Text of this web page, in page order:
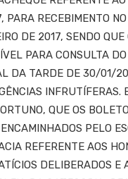
PARA RECEBIMENTO
DE 2017, SENDO
PARA CONSULTA
DA TARDE DE 30/01/
INFRUTÍFERAS.
QUE OS
PELO
REFERENTE AOS
DELIBERADOS E